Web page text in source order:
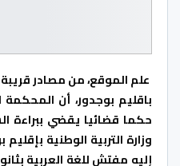
علم الموقع، من مصادر قريبة
باقليم بوجدور، أن المحكمة
حكما قضائيا يقضي ببراءة
وزارة التربية الوطنية
إليه مفتش للغة العربية